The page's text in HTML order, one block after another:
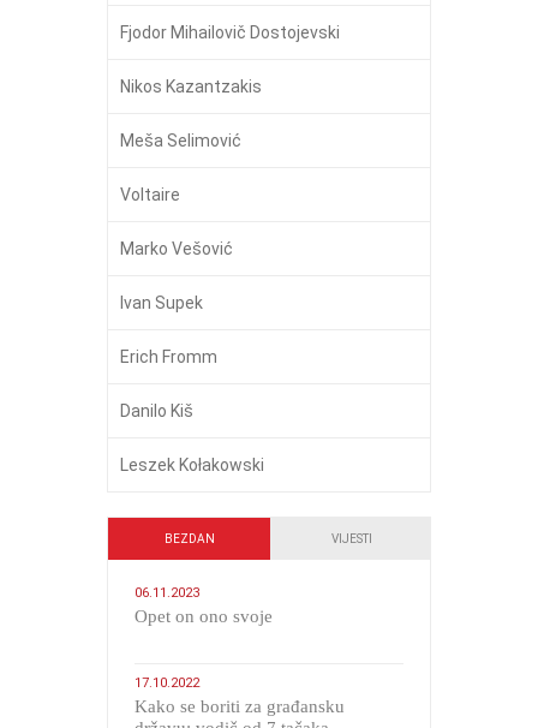
Fjodor Mihailovič Dostojevski
Nikos Kazantzakis
Meša Selimović
Voltaire
Marko Vešović
Ivan Supek
Erich Fromm
Danilo Kiš
Leszek Kołakowski
BEZDAN VIJESTI
06.11.2023
​Opet on ono svoje
17.10.2022
Kako se boriti za građansku